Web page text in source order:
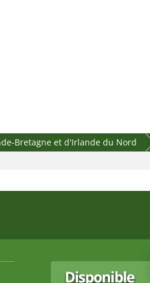
Bretagne et d'Irlande du Nord